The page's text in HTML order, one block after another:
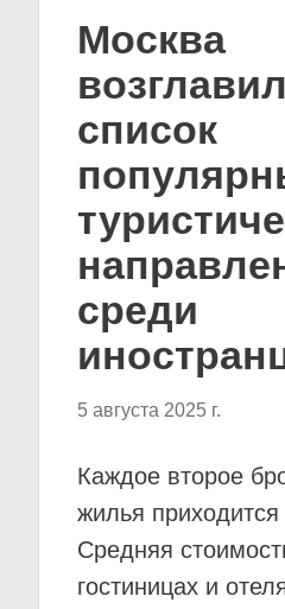
Москва
список
среди
5 августа 2025 г.
Каждое второе
жилья приходится
Средняя
гостиницах и